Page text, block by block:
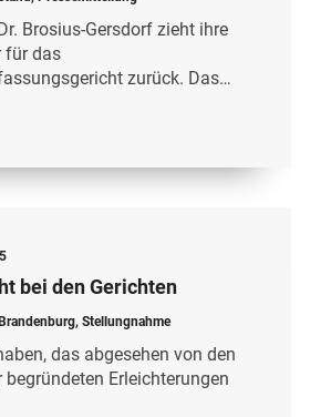
Brosius-Gersdorf zieht ihre
für das
zurück. Das…
bei den Gerichten
, Stellungnahme
das abgesehen von den
begründeten Erleichterungen